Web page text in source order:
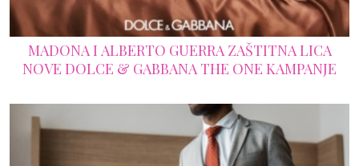
MADONA I ALBERTO GUERRA ZAŠTITNA LICA
NOVE DOLCE & GABBANA THE ONE KAMPANJE